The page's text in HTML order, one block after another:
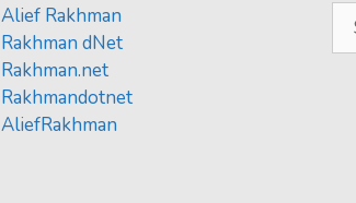
Alief Rakhman
Rakhman dNet
Rakhman.net
Rakhmandotnet
AliefRakhman